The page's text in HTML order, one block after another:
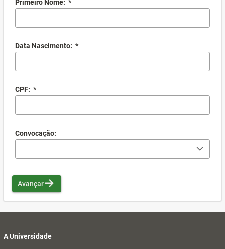
Primeiro Nome: *
Data Nascimento: *
CPF: *
Convocação:
Avançar
A Universidade